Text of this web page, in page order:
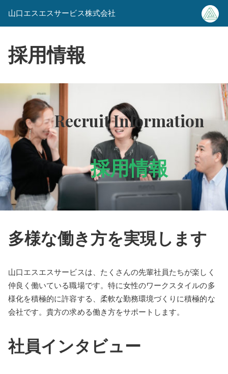
山口エスエスサービス株式会社
採用情報
Recruit Information
採用情報
多様な働き方を実現します
山口エスエスサービスは、たくさんの先輩社員たちが楽しく
仲良く働いている職場です。特に女性のワークスタイルの多
様化を積極的に許容する、柔軟な勤務環境づくりに積極的な
会社です。貴方の求める働き方をサポートします。
社員インタビュー